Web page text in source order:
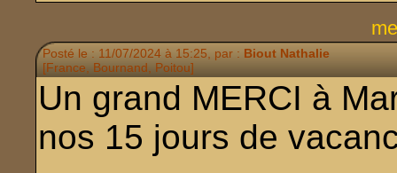
Posté le : 11/07/2024 à 15:25, par : Biout Nathalie
[France, Bournand, Poitou]
Un grand MERCI à
nos 15 jours de